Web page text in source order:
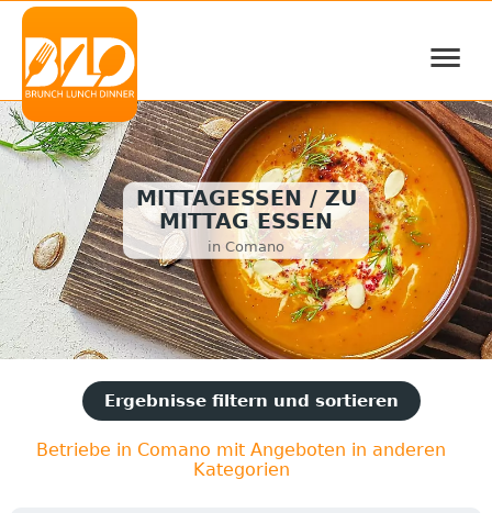
≡
MITTAGESSEN / ZU
MITTAG ESSEN
in Comano
Ergebnisse filtern und sortieren
Betriebe in Comano mit Angeboten in anderen
Kategorien